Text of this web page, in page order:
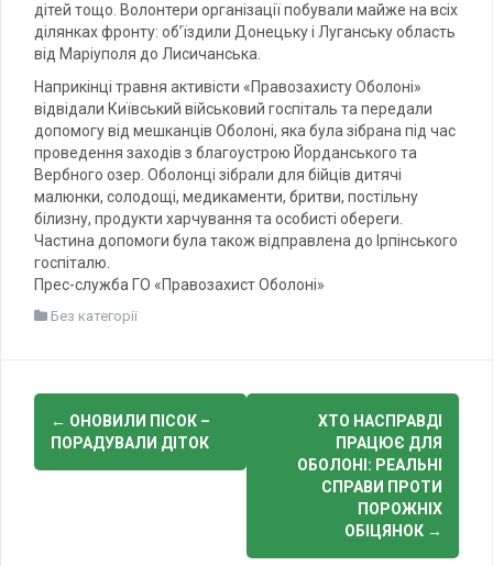
дітей тощо. Волонтери організації побували майже на всіх
ділянках фронту: об’їздили Донецьку і Луганську область
від Маріуполя до Лисичанська.
Наприкінці травня активісти «Правозахисту Оболоні»
відвідали Київський військовий госпіталь та передали
допомогу від мешканців Оболоні, яка була зібрана під час
проведення заходів з благоустрою Йорданського та
Вербного озер. Оболонці зібрали для бійців дитячі
малюнки, солодощі, медикаменти, бритви, постільну
білизну, продукти харчування та особисті обереги.
Частина допомоги була також відправлена до Ірпінського
госпіталю.
Прес-служба ГО «Правозахист Оболоні»
Без категорії
Post
navigation
← ОНОВИЛИ ПІСОК –
ПОРАДУВАЛИ ДІТОК
ХТО НАСПРАВДІ
ПРАЦЮЄ ДЛЯ
ОБОЛОНІ: РЕАЛЬНІ
СПРАВИ ПРОТИ
ПОРОЖНІХ
ОБІЦЯНОК →